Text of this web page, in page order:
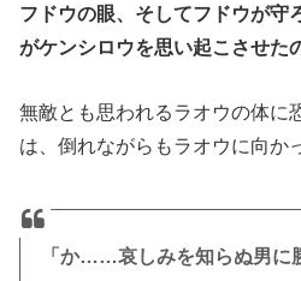
フドウの眼、そしてフドウが守
がケンシロウを思い起こさせた
無敵とも思われるラオウの体に
は、倒れながらもラオウに向か
「か……哀しみを知らぬ男に